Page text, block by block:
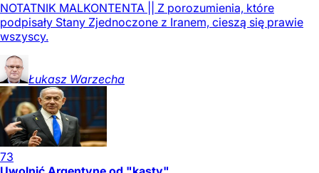
NOTATNIK MALKONTENTA || Z porozumienia, które
podpisały Stany Zjednoczone z Iranem, cieszą się prawie
wszyscy.
Łukasz Warzecha
73